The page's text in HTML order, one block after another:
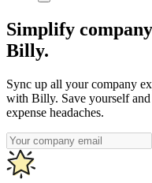
Simplify
Billy.
Sync up all your company
with Billy. Save yourself
expense headaches.